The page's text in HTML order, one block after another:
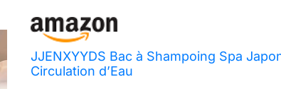
JJENXYYDS Bac à Shampoing Spa
Circulation d’Eau